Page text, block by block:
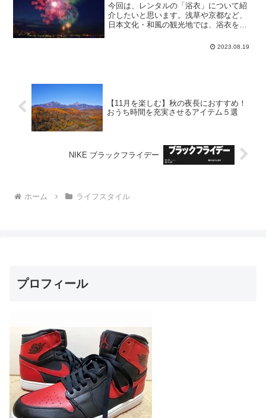
今回は、レンタルの「浴衣」について紹
介したいと思います。浅草や京都など、
日本文化・和風の観光地では、浴衣を着
写真が撮れるので人気です。観光地で
2023.08.19
【11月を楽しむ】秋の夜長におすすめ！
おうち時間を充実させるアイテム５選
NIKE ブラックフライデー
ホーム ライフスタイル
プロフィール